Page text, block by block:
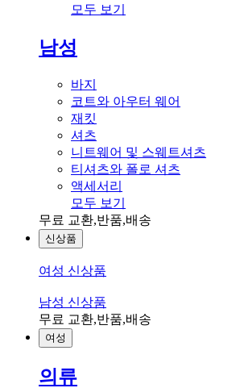
모두 보기
남성
바지
코트와 아우터 웨어
재킷
셔츠
니트웨어 및 스웨트셔츠
티셔츠와 폴로 셔츠
액세서리
모두 보기
무료 교환,반품,배송
신상품
여성 신상품
남성 신상품
무료 교환,반품,배송
여성
의류